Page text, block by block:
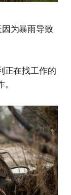
为暴雨导致
正在找工作的